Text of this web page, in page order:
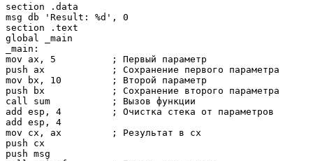
section .data
msg db 'Result: %d', 0
section .text
global _main
_main:
mov ax, 5          ; Первый параметр
push ax            ; Сохранение первого параметра
mov bx, 10         ; Второй параметр
push bx            ; Сохранение второго параметра
call sum           ; Вызов функции
add esp, 4         ; Очистка стека от параметров
add esp, 4
mov cx, ax         ; Результат в cx
push cx
push msg